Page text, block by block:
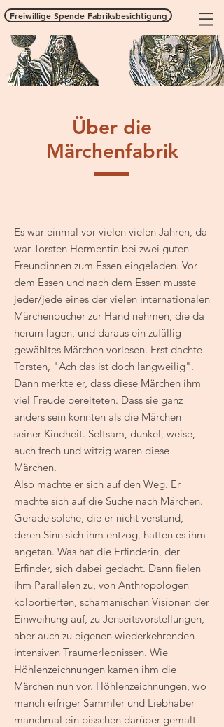
Freiwillige Spende Fabriksbesichtigung
Über die
Märchenfabrik
Es war einmal vor vielen vielen Jahren, da
war Torsten Hermentin bei zwei guten
Freundinnen zum Essen eingeladen. Vor
dem Essen und nach dem Essen musste
jeder/jede eines der vielen internationalen
Märchenbücher zur Hand nehmen, die da
herum lagen, und daraus ein zufällig
gewähltes Märchen vorlesen. Erst dachte
Torsten, "Ach das ist doch langweilig".
Dann merkte er, dass diese Märchen ihm
viel Freude bereiteten. Dass sie ganz
anders sein konnten als die Märchen
seiner Kindheit. Seltsam, dunkel, weise,
auch frech und witzig waren diese
Märchen.
Also machte er sich auf den Weg. Er
machte sich auf die Suche nach Märchen.
Gerade solche, die er nicht verstand,
deren Sinn sich ihm entzog, hatten es ihm
angetan. Was hat die Erfinderin, der
Erfinder, sich dabei gedacht. Dann fielen
ihm Parallelen zu, von Anthropologen
kolportierten, schamanischen Visionen der
Einweihung auf, zu Jenseitsvorstellungen,
aber auch zu eigenen wiederkehrenden
intensiven Traumerlebnissen. Wie
Höhlenzeichnungen kamen ihm die
Märchen nun vor. Höhlenzeichnungen, wo
manch eifriger Sammler und Liebhaber
manchmal ein bisschen darüber gemalt